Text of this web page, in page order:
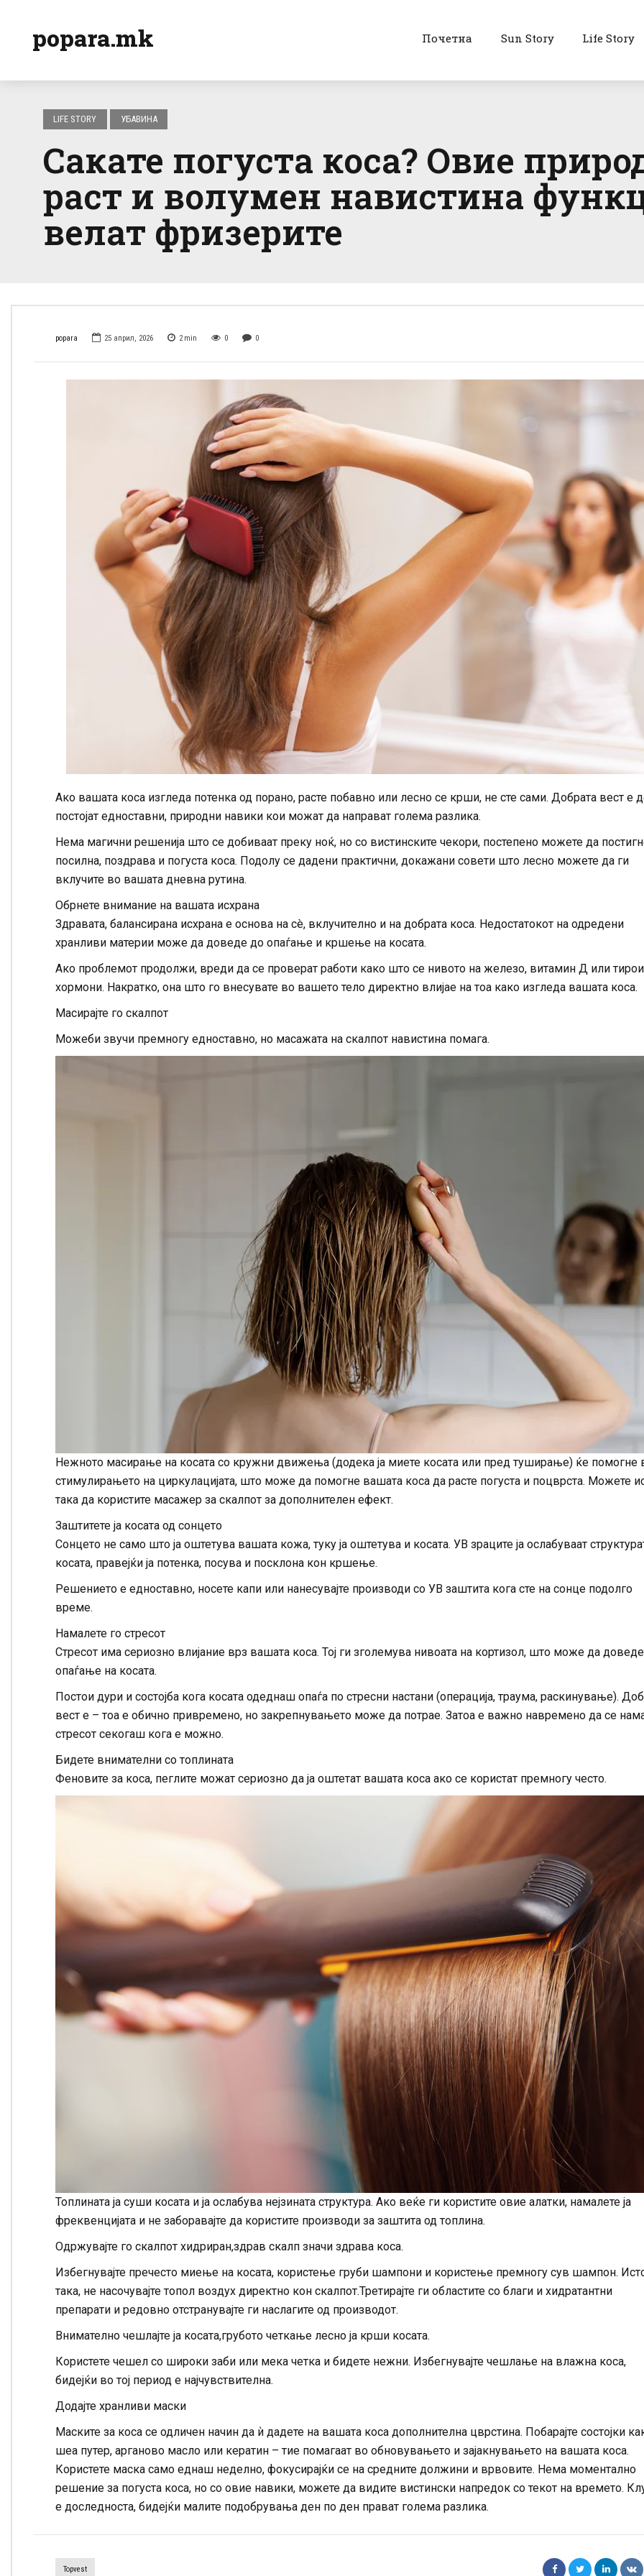
popara.mk Почетна Sun Story Life Story
LIFE STORY УБАВИНА
Сакате погуста коса? Овие
раст и волумен навистина
велат фризерите
popara 25 април, 2026 2 min 0 0
Ако вашата коса изгледа потенка од порано, расте побавно или лесно се крши, не сте сами. Добрата вест е
постојат едноставни, природни навики кои можат да направат голема разлика.
Нема магични решенија што се добиваат преку ноќ, но со вистинските чекори, постепено можете да
посилна, поздрава и погуста коса. Подолу се дадени практични, докажани совети што лесно можете да ги
вклучите во вашата дневна рутина.
Обрнете внимание на вашата исхрана
Здравата, балансирана исхрана е основа на сè, вклучително и на добрата коса. Недостатокот на одредени
хранливи материи може да доведе до опаѓање и кршење на косата.
Ако проблемот продолжи, вреди да се проверат работи како што се нивото на железо, витамин Д или
хормони. Накратко, она што го внесувате во вашето тело директно влијае на тоа како изгледа вашата коса.
Масирајте го скалпот
Можеби звучи премногу едноставно, но масажата на скалпот навистина помага.
Нежното масирање на косата со кружни движења (додека ја миете косата или пред туширање) ќе помогне
стимулирањето на циркулацијата, што може да помогне вашата коса да расте погуста и поцврста. Можете
така да користите масажер за скалпот за дополнителен ефект.
Заштитете ја косата од сонцето
Сонцето не само што ја оштетува вашата кожа, туку ја оштетува и косата. УВ зраците ја ослабуваат
косата, правејќи ја потенка, посува и посклона кон кршење.
Решението е едноставно, носете капи или нанесувајте производи со УВ заштита кога сте на сонце подолго
време.
Намалете го стресот
Стресот има сериозно влијание врз вашата коса. Тој ги зголемува нивоата на кортизол, што може да
опаѓање на косата.
Постои дури и состојба кога косата одеднаш опаѓа по стресни настани (операција, траума, раскинување).
вест е – тоа е обично привремено, но закрепнувањето може да потрае. Затоа е важно навремено да се
стресот секогаш кога е можно.
Бидете внимателни со топлината
Феновите за коса, пеглите можат сериозно да ја оштетат вашата коса ако се користат премногу често.
Топлината ја суши косата и ја ослабува нејзината структура. Ако веќе ги користите овие алатки, намалете ја
фреквенцијата и не заборавајте да користите производи за заштита од топлина.
Одржувајте го скалпот хидриран,здрав скалп значи здрава коса.
Избегнувајте пречесто миење на косата, користење груби шампони и користење премногу сув шампон.
така, не насочувајте топол воздух директно кон скалпот.Третирајте ги областите со благи и хидратантни
препарати и редовно отстранувајте ги наслагите од производот.
Внимателно чешлајте ја косата,грубото четкање лесно ја крши косата.
Користете чешел со широки заби или мека четка и бидете нежни. Избегнувајте чешлање на влажна коса,
бидејќи во тој период е најчувствителна.
Додајте хранливи маски
Маските за коса се одличен начин да ѝ дадете на вашата коса дополнителна цврстина. Побарајте состојки
шеа путер, арганово масло или кератин – тие помагаат во обновувањето и зајакнувањето на вашата коса.
Користете маска само еднаш неделно, фокусирајќи се на средните должини и врвовите. Нема моментално
решение за погуста коса, но со овие навики, можете да видите вистински напредок со текот на времето.
е доследноста, бидејќи малите подобрувања ден по ден прават голема разлика.
Topvest